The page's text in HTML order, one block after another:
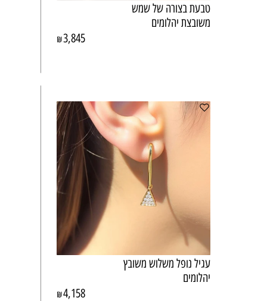
טבעת בצורה של שמש
משובצת יהלומים
₪3,845
עגיל נופל משלוש משובץ
יהלומים
₪4,158